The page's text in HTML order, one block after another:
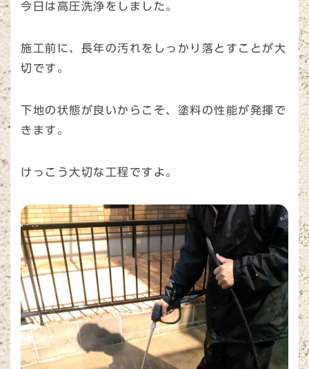
今日は高圧洗浄をしました。
施工前に、長年の汚れをしっかり落とすことが大
切です。
下地の状態が良いからこそ、塗料の性能が発揮で
きます。
けっこう大切な工程ですよ。